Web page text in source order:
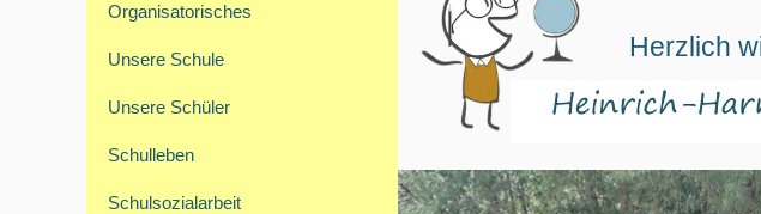
Unsere Schule
Schulleben
Schulsozialarbeit
Organisatorisches
Unsere Schüler
Herzlich